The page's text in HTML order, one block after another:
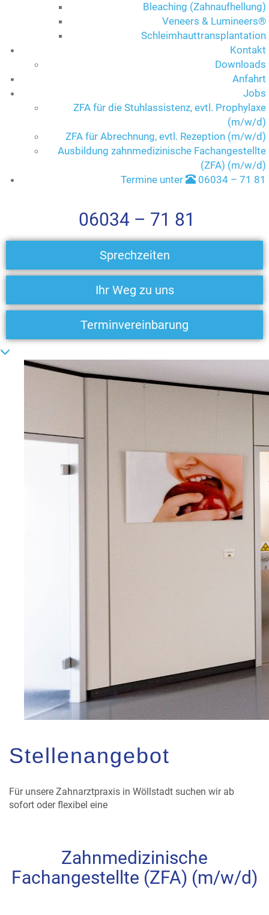
Bleaching (Zahnaufhellung)
Veneers & Lumineers®
Schleimhauttransplantation
Kontakt
Downloads
Anfahrt
Jobs
ZFA für die Stuhlassistenz, evtl. Prophylaxe
(m/w/d)
ZFA für Abrechnung, evtl. Rezeption (m/w/d)
Ausbildung zahnmedizinische Fachangestellte
(ZFA) (m/w/d)
Termine unter
06034 – 71 81
06034 – 71 81
Sprechzeiten
Ihr Weg zu uns
Terminvereinbarung
Stellenangebot
Für unsere Zahnarztpraxis in Wöllstadt suchen wir ab
sofort oder flexibel eine
Zahnmedizinische
Fachangestellte (ZFA) (m/w/d)